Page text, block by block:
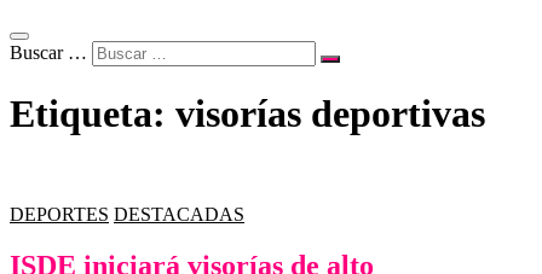
Buscar …
Etiqueta: visorías deportivas
DEPORTES DESTACADAS
ISDE iniciará visorías de alto